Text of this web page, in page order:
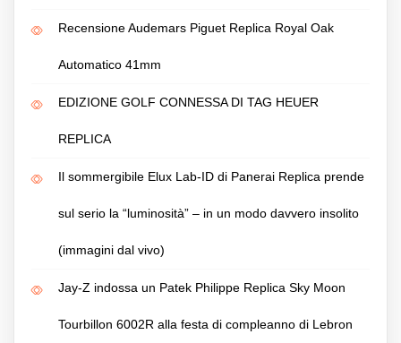
Recensione Audemars Piguet Replica Royal Oak
Automatico 41mm
EDIZIONE GOLF CONNESSA DI TAG HEUER
REPLICA
Il sommergibile Elux Lab-ID di Panerai Replica prende
sul serio la “luminosità” – in un modo davvero insolito
(immagini dal vivo)
Jay-Z indossa un Patek Philippe Replica Sky Moon
Tourbillon 6002R alla festa di compleanno di Lebron